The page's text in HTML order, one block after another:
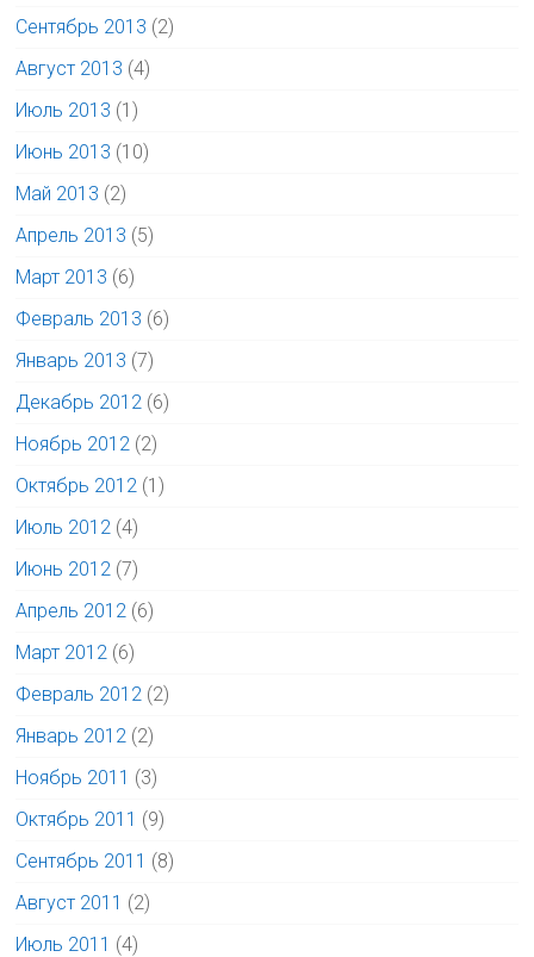
Сентябрь 2013 (2)
Август 2013 (4)
Июль 2013 (1)
Июнь 2013 (10)
Май 2013 (2)
Апрель 2013 (5)
Март 2013 (6)
Февраль 2013 (6)
Январь 2013 (7)
Декабрь 2012 (6)
Ноябрь 2012 (2)
Октябрь 2012 (1)
Июль 2012 (4)
Июнь 2012 (7)
Апрель 2012 (6)
Март 2012 (6)
Февраль 2012 (2)
Январь 2012 (2)
Ноябрь 2011 (3)
Октябрь 2011 (9)
Сентябрь 2011 (8)
Август 2011 (2)
Июль 2011 (4)